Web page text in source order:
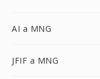
AI a MNG
JFIF a MNG